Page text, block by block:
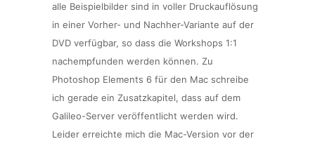
alle Beispielbilder sind in voller Druckauflösung
in einer Vorher- und Nachher-Variante auf der
DVD verfügbar, so dass die Workshops 1:1
nachempfunden werden können. Zu
Photoshop Elements 6 für den Mac schreibe
ich gerade ein Zusatzkapitel, dass auf dem
Galileo-Server veröffentlicht werden wird.
Leider erreichte mich die Mac-Version vor der